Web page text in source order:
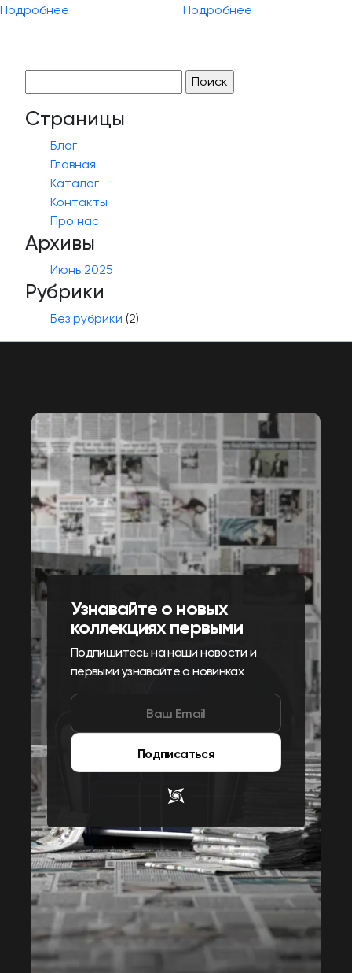
Подробнее Подробнее
Страницы
Блог
Главная
Каталог
Контакты
Про нас
Архивы
Июнь 2025
Рубрики
Без рубрики (2)
Узнавайте о новых
коллекциях первыми
Подпишитесь на наши новости и
первыми узнавайте о новинках
Подписаться